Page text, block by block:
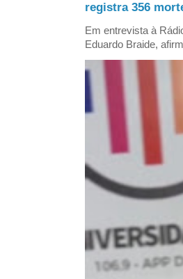
registra 356
Em entrevista à
Eduardo Braide,